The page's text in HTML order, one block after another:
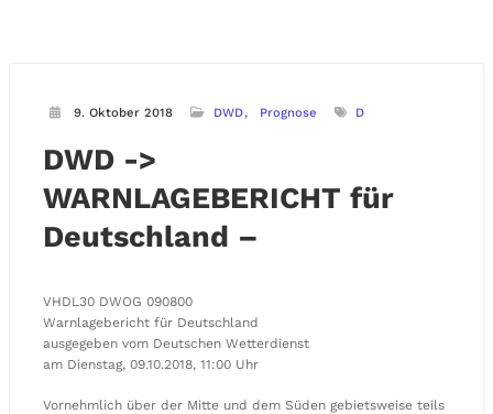
9. Oktober 2018 DWD Prognose D
DWD ->
WARNLAGEBERICHT für
Deutschland –
VHDL30 DWOG 090800
Warnlagebericht für Deutschland
ausgegeben vom Deutschen Wetterdienst
am Dienstag, 09.10.2018, 11:00 Uhr
Vornehmlich über der Mitte und dem Süden gebietsweise teils